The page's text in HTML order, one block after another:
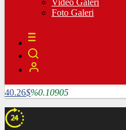
%6.0715
RİPPLE
118.86%2.16847
TETHER
40.26$%0.10905
Video Galeri
Foto Galeri